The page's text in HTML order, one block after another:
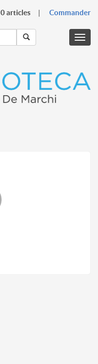
0articles Commander
Menu